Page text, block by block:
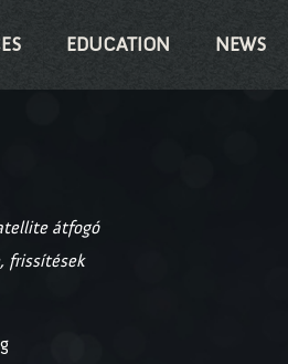
EDUCATION NEWS
átfogó
frissítések